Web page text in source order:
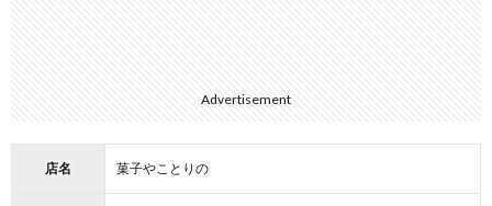
Advertisement
店名 菓子やことりの